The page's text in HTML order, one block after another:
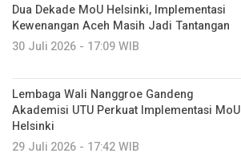
Dua Dekade MoU Helsinki, Implementasi
Kewenangan Aceh Masih Jadi Tantangan
30 Juli 2026 - 17:09 WIB
Lembaga Wali Nanggroe Gandeng
Akademisi UTU Perkuat Implementasi MoU
Helsinki
29 Juli 2026 - 17:42 WIB